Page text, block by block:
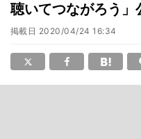
聴いてつながろう」
掲載日 2020/04/24 16:34